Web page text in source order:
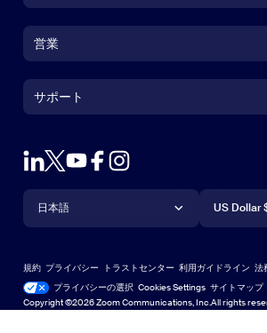
Zoom RoomsアプリZoom Roomsアプリ
Zoom Roomsコントローラ
Outlookプラグイン
Androidアプリ
Androidアプリ
営業
営業担当にお問い合わせ
デモをリクエスト
ウェビナーとイベント
Zoom Experience CenterZoom
サポート
サポート
アカウント
ヘルプセンター
ラーニングセンター
テクニカルコンテンツライブラリテクニ
フィードバック
言語
日本語
English
Español
通貨
US Dollar
Copyright ©2026 Zoom Communications, Inc.All rights
規約 プライバシー トラストセンター 利用ガイドライン 法
プライバシーの選択 Cookies Settings サイトマップ
サイトマップ